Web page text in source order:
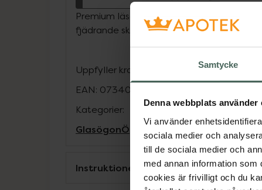
Samtycke
Denna webbplats använder
Vi använder
sociala medier och
till de sociala medier och
med annan information
cookies är frivilligt och du
Premium läsglasögon. Reptålig lins.
fjädrande skalm.
Uppfyller kraven i EN 14139:2010 och ISO
EAN: 07340223501704
Kategorier:
GlasögonÖgon och öron
Instruktioner